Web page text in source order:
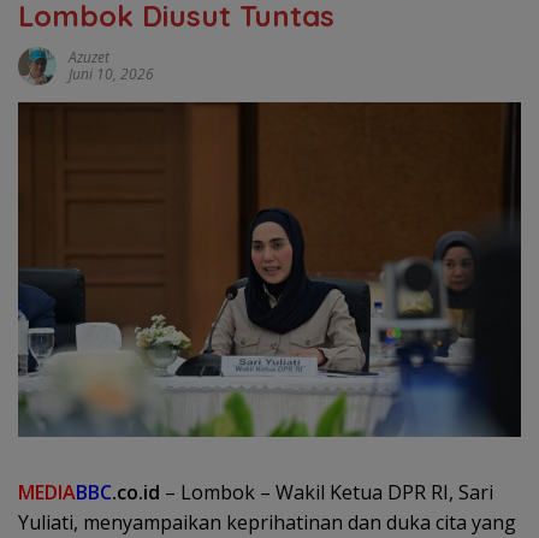
Lombok Diusut Tuntas
Azuzet
Juni 10, 2026
MEDIABBC.co.id – Lombok – Wakil Ketua DPR RI, Sari
Yuliati, menyampaikan keprihatinan dan duka cita yang